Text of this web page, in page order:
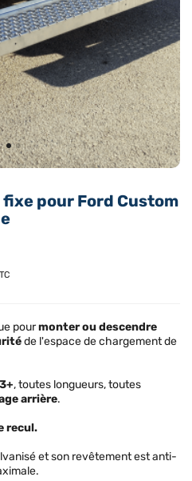
pour Ford Custom
pourmonter ou descendre
de l'espace de chargement de
, toutes longueurs, toutes
arrière.
recul.
et son revêtement est anti-